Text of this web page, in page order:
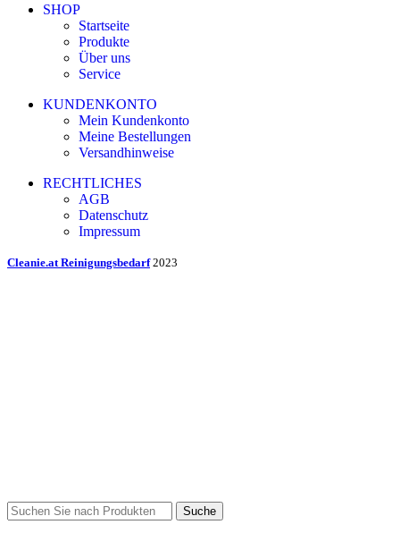
SHOP
Startseite
Produkte
Über uns
Service
KUNDENKONTO
Mein Kundenkonto
Meine Bestellungen
Versandhinweise
RECHTLICHES
AGB
Datenschutz
Impressum
Cleanie.at Reinigungsbedarf 2023
Suche